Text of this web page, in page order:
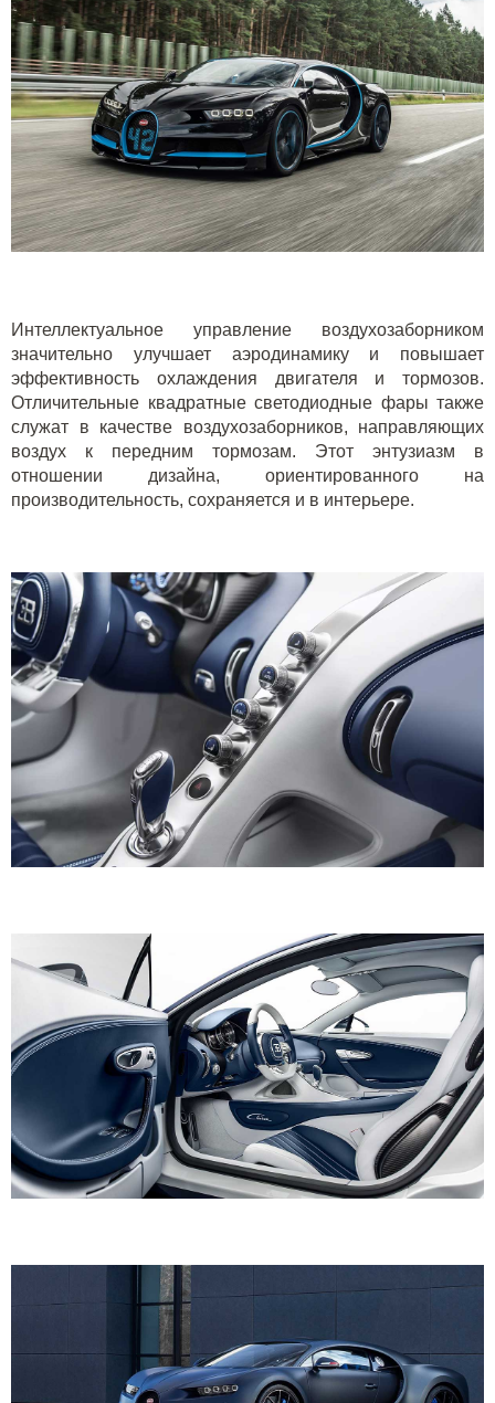
Интеллектуальное управление воздухозаборником
значительно улучшает аэродинамику и повышает
эффективность охлаждения двигателя и тормозов.
Отличительные квадратные светодиодные фары также
служат в качестве воздухозаборников, направляющих
воздух к передним тормозам. Этот энтузиазм в
отношении дизайна, ориентированного на
производительность, сохраняется и в интерьере.